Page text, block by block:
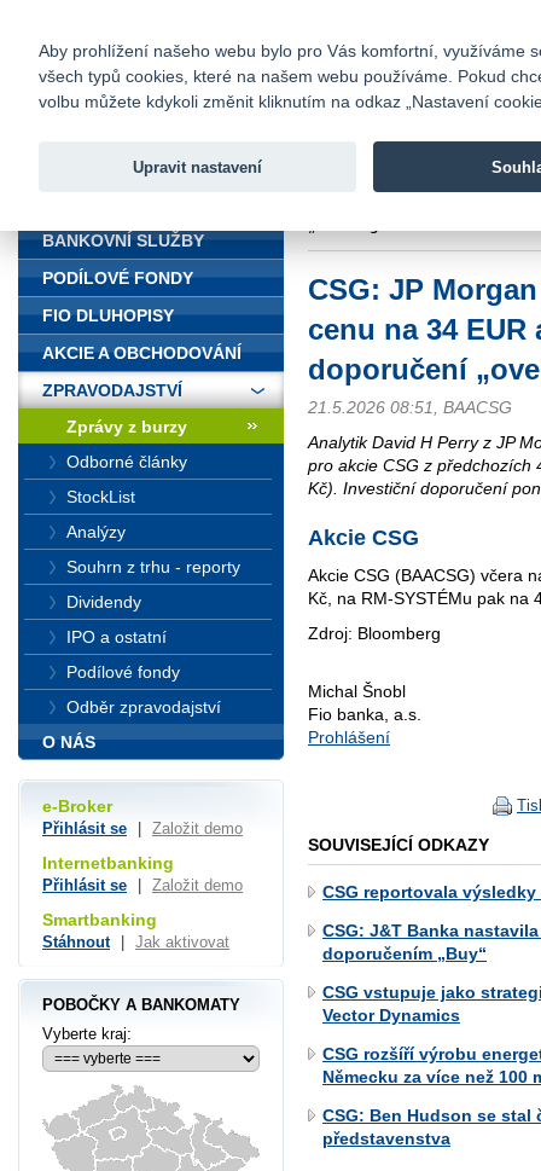
Fio banka
Fio banka
CSG: JP
cenu na 34 EUR
doporučení
21.5.2026 08:51, BAACSG
Analytik David H Perry z JP
pro akcie CSG z předchozích
Kč). Investiční doporučení
Akcie CSG
Akcie CSG (BAACSG) včera
Kč, na RM-SYSTÉMu pak na
Zdroj: Bloomberg
Michal Šnobl
Fio banka, a.s.
Prohlášení
SOUVISEJÍCÍ ODKAZY
CSG reportovala výsledky
CSG: J&T Banka
doporučením „Buy“
CSG vstupuje jako
Vector Dynamics
CSG rozšíří výrobu
Německu za více než 100
CSG: Ben Hudson se
představenstva
BANKOVNÍ SLUŽBY
PODÍLOVÉ FONDY
FIO DLUHOPISY
AKCIE A OBCHODOVÁNÍ
ZPRAVODAJSTVÍ
Zprávy z burzy
Odborné články
StockList
Analýzy
Souhrn z trhu - reporty
Dividendy
IPO a ostatní
Podílové fondy
Odběr zpravodajství
O NÁS
e-Broker
Přihlásit se Založit demo
Internetbanking
Přihlásit se Založit demo
Smartbanking
Stáhnout Jak aktivovat
POBOČKY A BANKOMATY
Vyberte kraj:
Aby prohlížení našeho webu bylo pro Vás komfortní, využíváme
všech typů cookies, které na našem webu používáme. Pokud
volbu můžete kdykoli změnit kliknutím na odkaz „Nastavení
Upravit nastavení